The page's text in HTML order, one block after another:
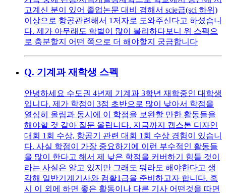
고계신 분이 있어 졸업논문 대비 겸해서 scie급(sci 하위)
이상으로 항공관련해서 1저자로 도와주신다고 하셨습니
다. 제가 아무래도 학벌이 많이 불리하다보니 위 스펙으
로 충분할지 어떤 쪽으로 더 해야할지 궁금합니다
Q. 기계과 재학생 스펙
안녕하세요 수도권 4년제 기계과 3학년 재학중인 대학생
입니다. 제가 학점이 3점 초반으로 많이 낮아서 학점을
열심히 올림과 동시에 이 학점을 보완할 만한 활동들을
해야할 것 같아 질문 올립니다. 지금까지 캡스톤 디자인
대회 1회 수상, 항공기 관련 대회 1회 수상 경험이 있습니
다. 사실 학점이 가장 중요하기에 이런 부수적인 활동들
을 많이 한다고 해서 제 낮은 학점을 커버하기 힘들 것이
라는 사실은 알고 있지만 그래도 뭐라도 해야한다고 생
각해 일반기계기사와 컴활1급을 준비하고자 합니다. 혹
시 이 외에 하면 좋은 활동이나 다른 기사 어떤것을 따면